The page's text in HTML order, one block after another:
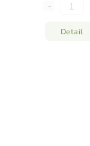
Detail